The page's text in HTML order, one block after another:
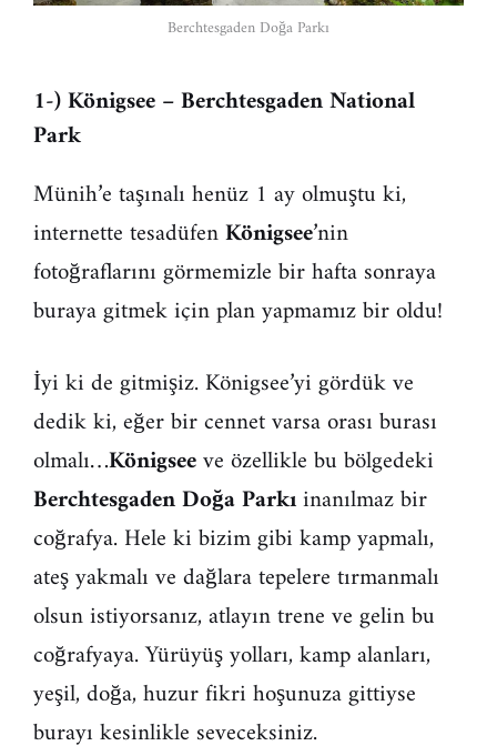
Berchtesgaden Doğa Parkı
1-) Königsee – Berchtesgaden National
Park
Münih’e taşınalı henüz 1 ay olmuştu ki,
internette tesadüfenKönigsee’nin
fotoğraflarını görmemizle bir hafta sonraya
buraya gitmek için plan yapmamız bir oldu!
İyi ki de gitmişiz. Königsee’yi gördük ve
dedik ki, eğer bir cennet varsa orası burası
olmalı…Königseeve özellikle bu bölgedeki
Berchtesgaden Doğa Parkıinanılmaz bir
coğrafya. Hele ki bizim gibi kamp yapmalı,
ateş yakmalı ve dağlara tepelere tırmanmalı
olsun istiyorsanız, atlayın trene ve gelin bu
coğrafyaya. Yürüyüş yolları, kamp alanları,
yeşil, doğa, huzur fikri hoşunuza gittiyse
burayı kesinlikle seveceksiniz.